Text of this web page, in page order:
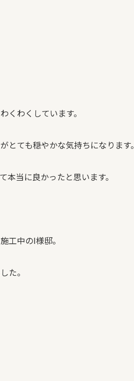
くわくしています。
ても穏やかな気持ちになります。
当に良かったと思います。
工中のI様邸。
た。